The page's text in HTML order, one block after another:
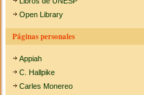
Open Library
Páginas personales
Appiah
C. Hallpike
Carles Monereo